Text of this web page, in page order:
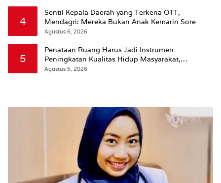
4
Sentil Kepala Daerah yang Terkena OTT,
Mendagri: Mereka Bukan Anak Kemarin Sore
Agustus 6, 2026
5
Penataan Ruang Harus Jadi Instrumen
Peningkatan Kualitas Hidup Masyarakat,
Wattimena: Revisi RT-RW Ditetapkan Pemkot
Agustus 5, 2026